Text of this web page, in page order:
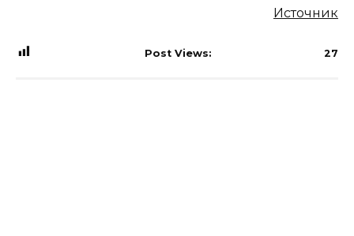
Источник
Post Views: 27